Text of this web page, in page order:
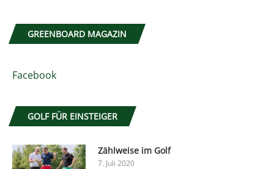
GREENBOARD MAGAZIN
Facebook
GOLF FÜR EINSTEIGER
Zählweise im Golf
7. Juli 2020